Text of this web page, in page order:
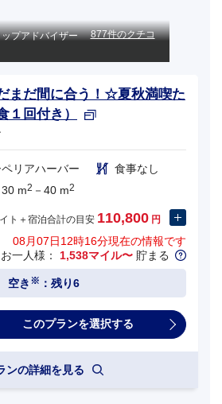
877件のクチコ
まだ間に合う！☆夏秋満喫た
回付き）
リアハーバー
食事なし
m2 －40 m2
ト＋宿泊合計の目安 110,800 円
08月07日12時16分現在の情報です
一人様： 1,538マイル〜 貯まる
空き ※ ：残り6
ンの詳細を見る